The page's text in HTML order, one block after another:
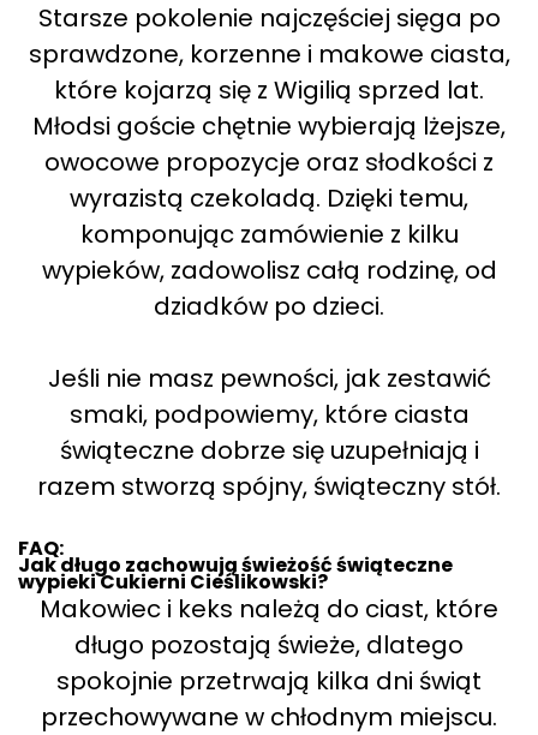
Starsze pokolenie najczęściej sięga po
sprawdzone, korzenne i makowe ciasta,
które kojarzą się z Wigilią sprzed lat.
Młodsi goście chętnie wybierają lżejsze,
owocowe propozycje oraz słodkości z
wyrazistą czekoladą. Dzięki temu,
komponując zamówienie z kilku
wypieków, zadowolisz całą rodzinę, od
dziadków po dzieci.
Jeśli nie masz pewności, jak zestawić
smaki, podpowiemy, które ciasta
świąteczne dobrze się uzupełniają i
razem stworzą spójny, świąteczny stół.
FAQ:
Jak długo zachowują świeżość świąteczne
wypieki Cukierni Cieślikowski?
Makowiec i keks należą do ciast, które
długo pozostają świeże, dlatego
spokojnie przetrwają kilka dni świąt
przechowywane w chłodnym miejscu.